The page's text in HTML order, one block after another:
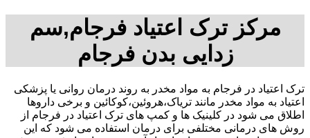
مرکز ترک اعتیاد فرجام,سم
زدایی بدن فرجام
ترک اعتیاد در فرجام به مواد مخدر به روند درمان روانی یا پزشکی
اعتیاد به مواد مخدر مانند تریاک،هروئین،کوکائین و برخی داروها
اطلاق می شود در کلینیک ها و کمپ های ترک اعتیاد در فرجام از
روش های درمانی مختلفی برای درمان استفاده می شود که این